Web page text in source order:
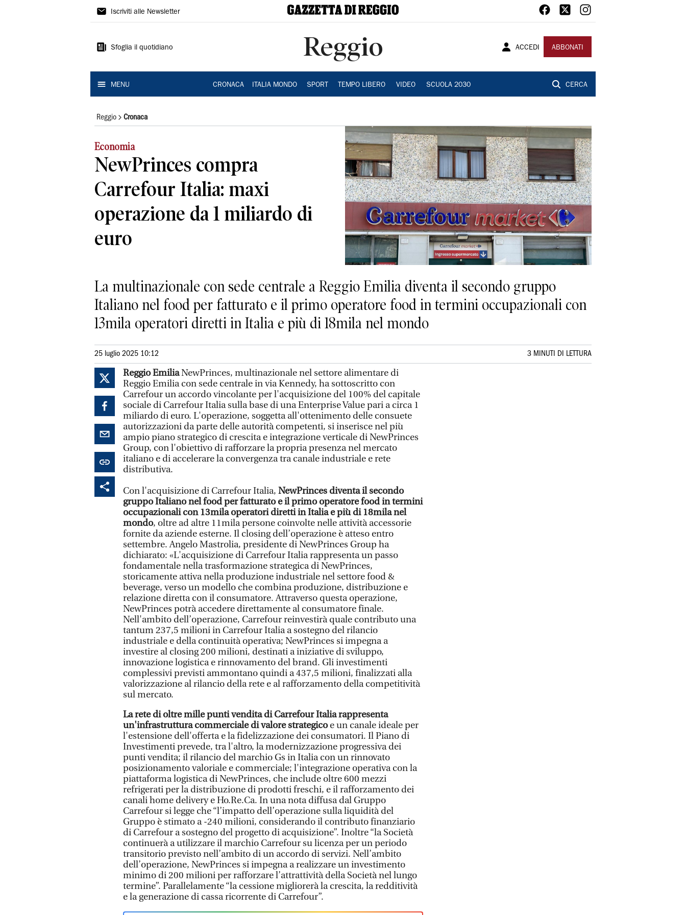
Gazzetta
Reggio
Iscriviti alle Newsletter
Sfoglia il quotidiano Reggio ACCEDI ABBONATI
MENU CRONACA ITALIA MONDO SPORT TEMPO LIBERO VIDEO SCUOLA 2030 CERCA
Reggio Cronaca
Economia
NewPrinces compra
Carrefour Italia: maxi
operazione da 1 miliardo di
euro
La multinazionale con sede centrale a Reggio Emilia diventa il secondo gruppo
Italiano nel food per fatturato e il primo operatore food in termini occupazionali con
13mila operatori diretti in Italia e più di 18mila nel mondo
25 luglio 2025 10:12 3 MINUTI DI LETTURA
Reggio EmiliaNewPrinces, multinazionale nel settore alimentare di
Reggio Emilia con sede centrale in via Kennedy, ha sottoscritto con
Carrefour un accordo vincolante per l'acquisizione del 100% del capitale
sociale di Carrefour Italia sulla base di una Enterprise Value pari a circa 1
miliardo di euro. L'operazione, soggetta all'ottenimento delle consuete
autorizzazioni da parte delle autorità competenti, si inserisce nel più
ampio piano strategico di crescita e integrazione verticale di NewPrinces
Group, con l'obiettivo di rafforzare la propria presenza nel mercato
italiano e di accelerare la convergenza tra canale industriale e rete
distributiva.
Con l'acquisizione di Carrefour Italia, NewPrinces diventa il secondo
gruppo Italiano nel food per fatturato e il primo operatore food in termini
occupazionali con 13mila operatori diretti in Italia e più di 18mila nel
mondo, oltre ad altre 11mila persone coinvolte nelle attività accessorie
fornite da aziende esterne. Il closing dell’operazione è atteso entro
settembre. Angelo Mastrolia, presidente di NewPrinces Group ha
dichiarato: «L'acquisizione di Carrefour Italia rappresenta un passo
fondamentale nella trasformazione strategica di NewPrinces,
storicamente attiva nella produzione industriale nel settore food &
beverage, verso un modello che combina produzione, distribuzione e
relazione diretta con il consumatore. Attraverso questa operazione,
NewPrinces potrà accedere direttamente al consumatore finale.
Nell'ambito dell’operazione, Carrefour reinvestirà quale contributo una
tantum 237,5 milioni in Carrefour Italia a sostegno del rilancio
industriale e della continuità operativa; NewPrinces si impegna a
investire al closing 200 milioni, destinati a iniziative di sviluppo,
innovazione logistica e rinnovamento del brand. Gli investimenti
complessivi previsti ammontano quindi a 437,5 milioni, finalizzati alla
valorizzazione al rilancio della rete e al rafforzamento della competitività
sul mercato.
La rete di oltre mille punti vendita di Carrefour Italia rappresenta
un'infrastruttura commerciale di valore strategicoe un canale ideale per
l'estensione dell'offerta e la fidelizzazione dei consumatori. Il Piano di
Investimenti prevede, tra l'altro, la modernizzazione progressiva dei
punti vendita; il rilancio del marchio Gs in Italia con un rinnovato
posizionamento valoriale e commerciale; l'integrazione operativa con la
piattaforma logistica di NewPrinces, che include oltre 600 mezzi
refrigerati per la distribuzione di prodotti freschi, e il rafforzamento dei
canali home delivery e Ho.Re.Ca. In una nota diffusa dal Gruppo
Carrefour si legge che “l’impatto dell’operazione sulla liquidità del
Gruppo è stimato a -240 milioni, considerando il contributo finanziario
di Carrefour a sostegno del progetto di acquisizione”. Inoltre “la Società
continuerà a utilizzare il marchio Carrefour su licenza per un periodo
transitorio previsto nell’ambito di un accordo di servizi. Nell’ambito
dell’operazione, NewPrinces si impegna a realizzare un investimento
minimo di 200 milioni per rafforzare l’attrattività della Società nel lungo
termine”. Parallelamente “la cessione migliorerà la crescita, la redditività
e la generazione di cassa ricorrente di Carrefour”.